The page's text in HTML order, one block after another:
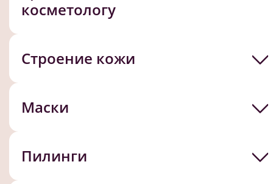
косметологу
Строение кожи
Маски
Пилинги